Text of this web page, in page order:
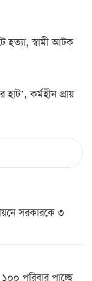
হত্যা, স্বামী আটক
হাট’, কর্মহীন প্রায়
সরকারকে ৩
১০০ পরিবার পাচ্ছে